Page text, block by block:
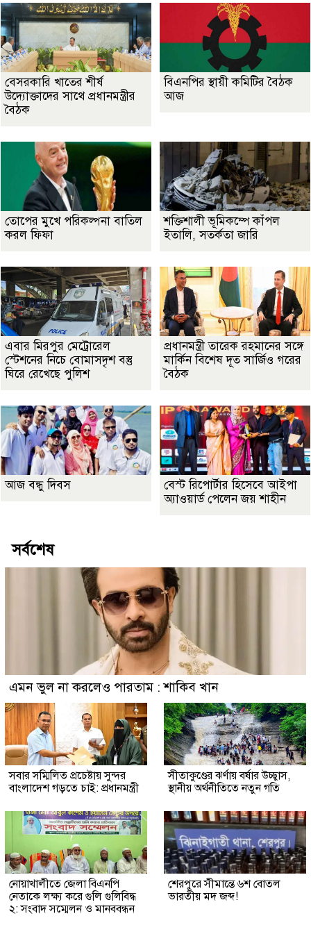
বেসরকারি খাতের শীর্ষ
উদ্যোক্তাদের সাথে প্রধানমন্ত্রীর
বৈঠক
বিএনপির স্থায়ী কমিটির বৈঠক
আজ
তোপের মুখে পরিকল্পনা বাতিল
করল ফিফা
শক্তিশালী ভূমিকম্পে কাঁপল
ইতালি, সতর্কতা জারি
এবার মিরপুর মেট্রোরেল
স্টেশনের নিচে বোমাসদৃশ বস্তু
ঘিরে রেখেছে পুলিশ
প্রধানমন্ত্রী তারেক রহমানের সঙ্গে
মার্কিন বিশেষ দূত সার্জিও গরের
বৈঠক
আজ বন্ধু দিবস
বেস্ট রিপোর্টার হিসেবে আইপা
অ্যাওয়ার্ড পেলেন জয় শাহীন
সর্বশেষ
এমন ভুল না করলেও পারতাম : শাকিব খান
সবার সম্মিলিত প্রচেষ্টায় সুন্দর
বাংলাদেশ গড়তে চাই: প্রধানমন্ত্রী
সীতাকুণ্ডের ঝর্ণায় বর্ষার উচ্ছ্বাস,
স্থানীয় অর্থনীতিতে নতুন গতি
নোয়াখালীতে জেলা বিএনপি
নেতাকে লক্ষ্য করে গুলি গুলিবিদ্ধ
২: সংবাদ সম্মেলন ও মানববন্ধন
শেরপুরে সীমান্তে ৬শ বোতল
ভারতীয় মদ জব্দ!